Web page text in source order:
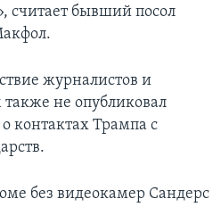
считает бывший посол
журналистов и
не опубликовал
контактах Трампа с
без видеокамер Сандерс